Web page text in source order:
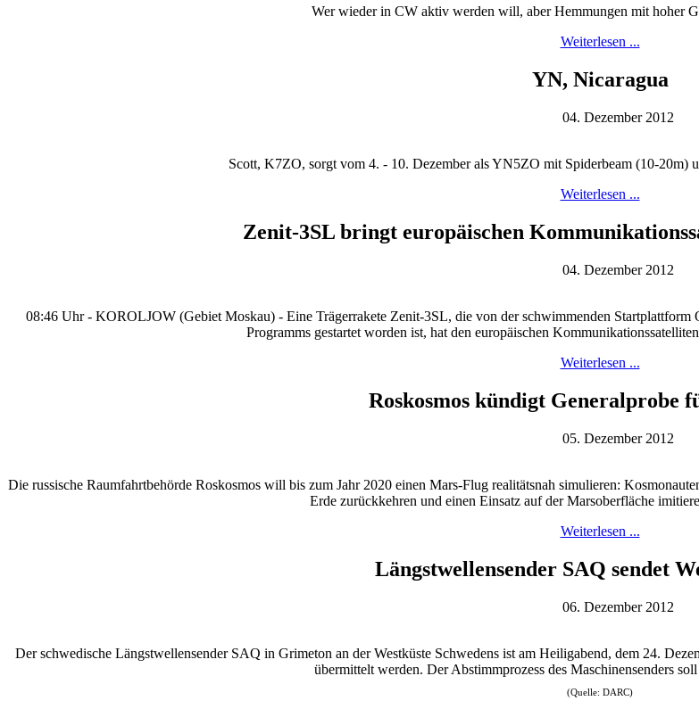
Wer wieder in CW aktiv werden will, aber Hemmungen mit hoher
Weiterlesen ...
YN, Nicaragua
04. Dezember 2012
Scott, K7ZO, sorgt vom 4. - 10. Dezember als YN5ZO mit Spiderbeam (10-
Weiterlesen ...
Zenit-3SL bringt europäischen
04. Dezember 2012
08:46 Uhr - KOROLJOW (Gebiet Moskau) - Eine Trägerrakete Zenit-3SL, die von der schwimmenden Startplattform
Programms gestartet worden ist, hat den europäischen
Weiterlesen ...
Roskosmos kündigt Generalprobe
05. Dezember 2012
Die russische Raumfahrtbehörde Roskosmos will bis zum Jahr 2020 einen Mars-Flug realitätsnah simulieren:
Erde zurückkehren und einen Einsatz auf der Marsoberfläche
Weiterlesen ...
Längstwellensender SAQ sendet
06. Dezember 2012
Der schwedische Längstwellensender SAQ in Grimeton an der Westküste Schwedens ist am Heiligabend, dem 24.
übermittelt werden. Der Abstimmprozess des Maschinensenders
(Quelle: DARC)